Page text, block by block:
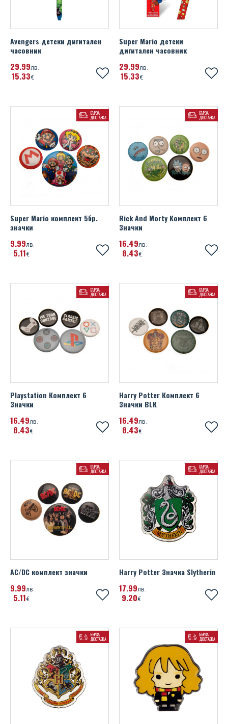
Avengers детски дигитален
часовник
29 99лв.
15 33€
Super Mario детски
дигитален часовник
29 99лв.
15 33€
БЪРЗА
ДОСТАВКА
Super Mario комплект 5бр.
значки
9 99лв.
5 11€
БЪРЗА
ДОСТАВКА
Rick And Morty Комплект 6
Значки
16 49лв.
8 43€
БЪРЗА
ДОСТАВКА
Playstation Комплект 6
Значки
16 49лв.
8 43€
БЪРЗА
ДОСТАВКА
Harry Potter Комплект 6
Значки BLK
16 49лв.
8 43€
БЪРЗА
ДОСТАВКА
AC/DC комплект значки
9 99лв.
5 11€
БЪРЗА
ДОСТАВКА
Harry Potter Значка Slytherin
17 99лв.
9 20€
БЪРЗА
ДОСТАВКА
БЪРЗА
ДОСТАВКА